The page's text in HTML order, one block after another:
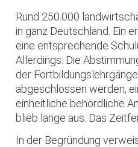
Rund 250.000
in ganz Deutschland. Ein
eine entsprechende
Allerdings: Die
der
abgeschlossen werden,
einheitliche behördliche
blieb lange aus. Das
In der Begründung